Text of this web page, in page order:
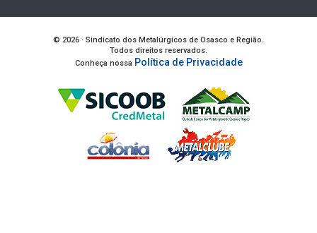
© 2026 · Sindicato dos Metalúrgicos de Osasco e Região.
Todos direitos reservados.
Conheça nossa Política de Privacidade